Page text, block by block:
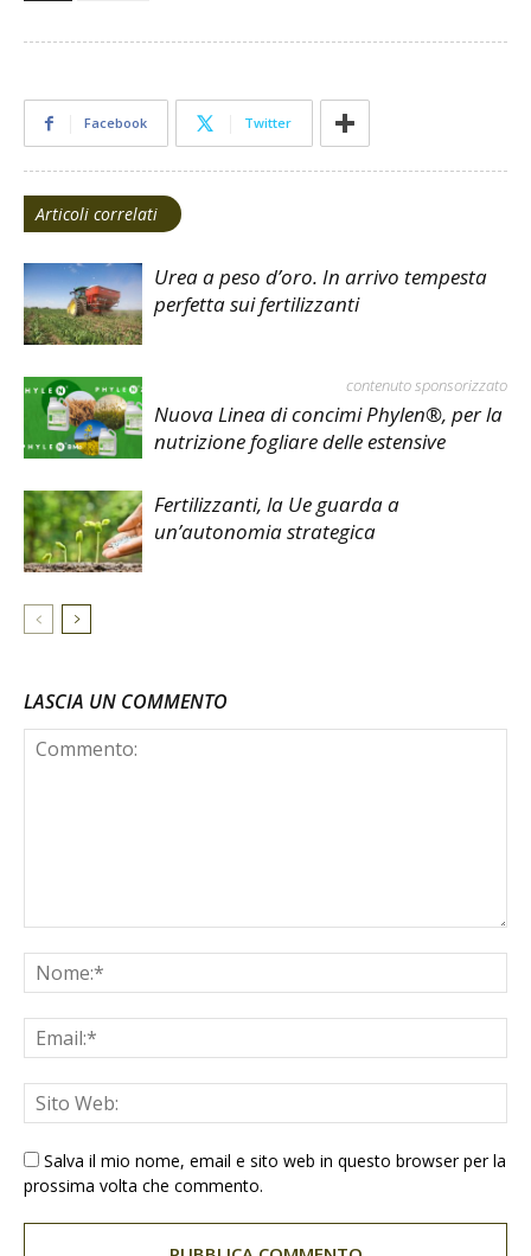
Facebook Twitter
Articoli correlati
Urea a peso d’oro. In arrivo tempesta
perfetta sui fertilizzanti
contenuto sponsorizzato
Nuova Linea di concimi Phylen®, per la
nutrizione fogliare delle estensive
Fertilizzanti, la Ue guarda a
un’autonomia strategica
LASCIA UN COMMENTO
Salva il mio nome, email e sito web in questo browser per la
prossima volta che commento.